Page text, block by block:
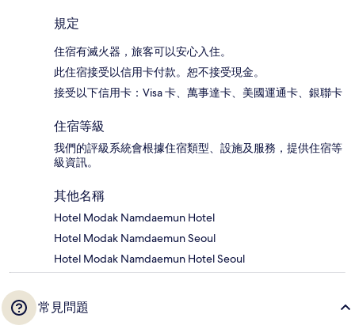
規定
住宿有滅火器，旅客可以安心入住。
此住宿接受以信用卡付款。恕不接受現金。
接受以下信用卡：Visa 卡、萬事達卡、美國運通卡、銀聯卡
住宿等級
我們的評級系統會根據住宿類型、設施及服務，提供住宿等
級資訊。
其他名稱
Hotel Modak Namdaemun Hotel
Hotel Modak Namdaemun Seoul
Hotel Modak Namdaemun Hotel Seoul
常見問題